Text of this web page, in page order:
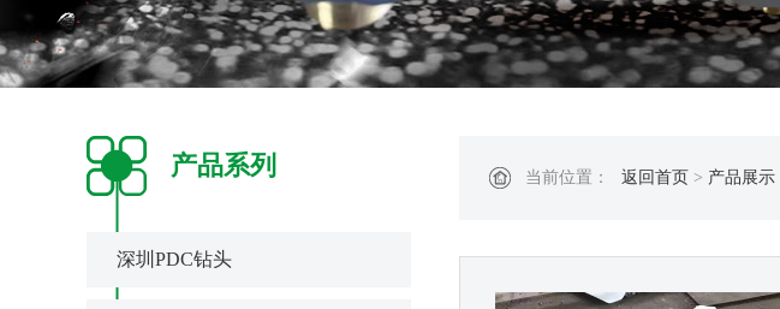
产品系列
深圳PDC钻头
当前位置： 返回首页 > 产品展示